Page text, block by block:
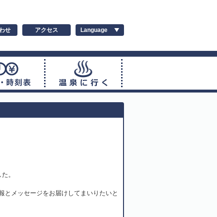
せ アクセス
。
メッセージをお届けしてまいりたいと